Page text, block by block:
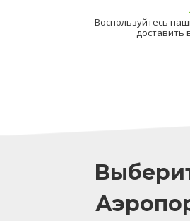
Воспользуйтесь
доставить